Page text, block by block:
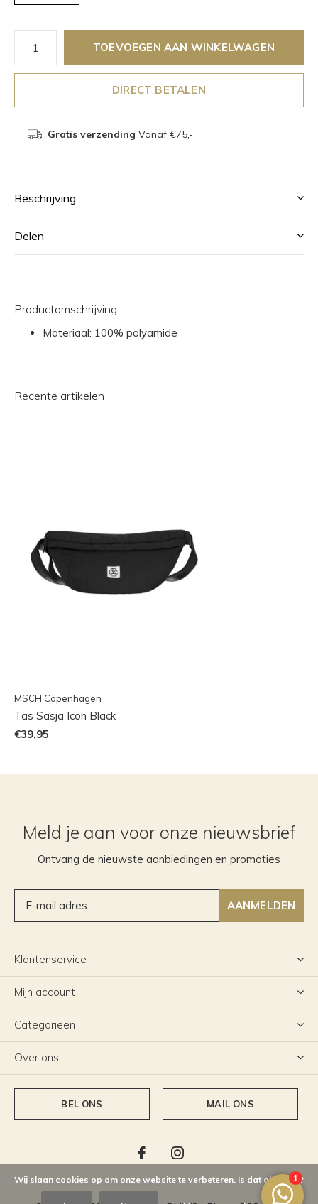
TOEVOEGEN AAN WINKELWAGEN
DIRECT BETALEN
Gratis verzending Vanaf €75,-
Beschrijving
Delen
Productomschrijving
Materiaal: 100% polyamide
Recente artikelen
MSCH Copenhagen
Tas Sasja Icon Black
€39,95
Meld je aan voor onze nieuwsbrief
Ontvang de nieuwste aanbiedingen en promoties
AANMELDEN
Klantenservice
Mijn account
Categorieën
Over ons
BEL ONS MAIL ONS
Wij slaan cookies op om onze website te verbeteren. Is dat akkoord?